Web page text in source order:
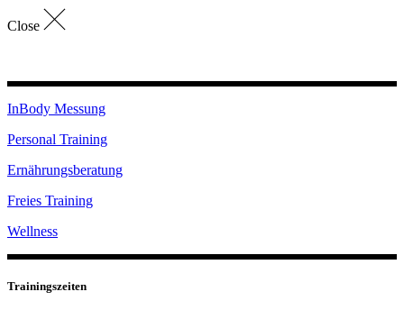
Close
InBody Messung
Personal Training
Ernährungsberatung
Freies Training
Wellness
Trainingszeiten